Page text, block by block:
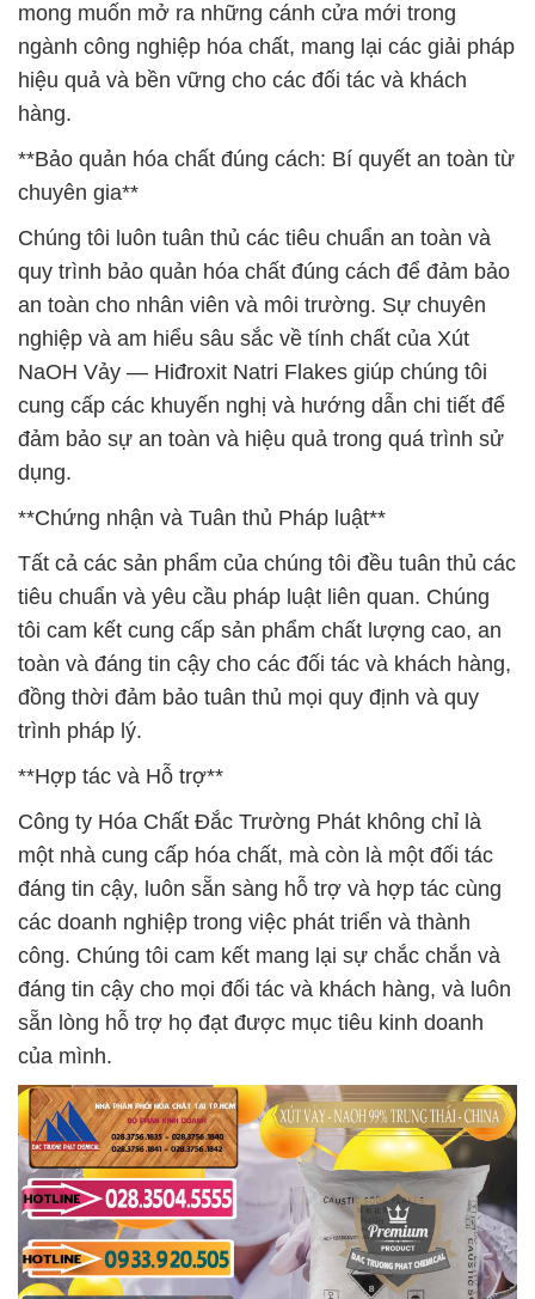
mong muốn mở ra những cánh cửa mới trong
ngành công nghiệp hóa chất, mang lại các giải pháp
hiệu quả và bền vững cho các đối tác và khách
hàng.
**Bảo quản hóa chất đúng cách: Bí quyết an toàn từ
chuyên gia**
Chúng tôi luôn tuân thủ các tiêu chuẩn an toàn và
quy trình bảo quản hóa chất đúng cách để đảm bảo
an toàn cho nhân viên và môi trường. Sự chuyên
nghiệp và am hiểu sâu sắc về tính chất của Xút
NaOH Vảy — Hiđroxit Natri Flakes giúp chúng tôi
cung cấp các khuyến nghị và hướng dẫn chi tiết để
đảm bảo sự an toàn và hiệu quả trong quá trình sử
dụng.
**Chứng nhận và Tuân thủ Pháp luật**
Tất cả các sản phẩm của chúng tôi đều tuân thủ các
tiêu chuẩn và yêu cầu pháp luật liên quan. Chúng
tôi cam kết cung cấp sản phẩm chất lượng cao, an
toàn và đáng tin cậy cho các đối tác và khách hàng,
đồng thời đảm bảo tuân thủ mọi quy định và quy
trình pháp lý.
**Hợp tác và Hỗ trợ**
Công ty Hóa Chất Đắc Trường Phát không chỉ là
một nhà cung cấp hóa chất, mà còn là một đối tác
đáng tin cậy, luôn sẵn sàng hỗ trợ và hợp tác cùng
các doanh nghiệp trong việc phát triển và thành
công. Chúng tôi cam kết mang lại sự chắc chắn và
đáng tin cậy cho mọi đối tác và khách hàng, và luôn
sẵn lòng hỗ trợ họ đạt được mục tiêu kinh doanh
của mình.